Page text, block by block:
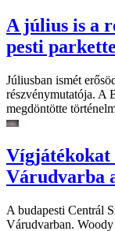
A július is a
pesti
Júliusban ismét
részvénymutatója. A
megdöntötte
Vígjátékokat
Várudvarba
A budapesti Centrál
Várudvarban.